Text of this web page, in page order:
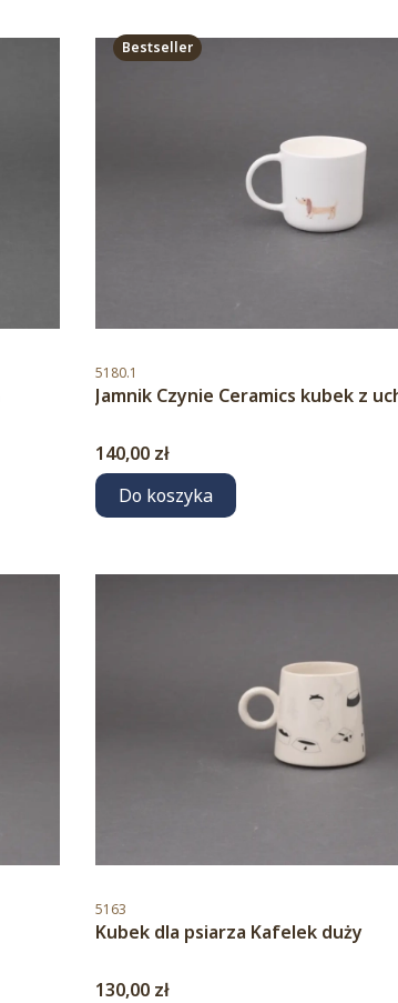
Bestseller
Kod produktu
5180.1
Jamnik Czynie Ceramics kubek z
Cena
140,00 zł
Do koszyka
Kod produktu
5163
Kubek dla psiarza Kafelek duży
Cena
130,00 zł